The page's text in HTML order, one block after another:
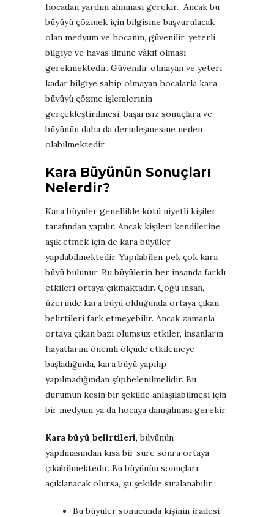
hocadan yardım alınması gerekir. Ancak bu
büyüyü çözmek için bilgisine başvurulacak
olan medyum ve hocanın, güvenilir, yeterli
bilgiye ve havas ilmine vâkıf olması
gerekmektedir. Güvenilir olmayan ve yeteri
kadar bilgiye sahip olmayan hocalarla kara
büyüyü çözme işlemlerinin
gerçekleştirilmesi, başarısız sonuçlara ve
büyünün daha da derinleşmesine neden
olabilmektedir.
Kara Büyünün Sonuçları
Nelerdir?
Kara büyüler genellikle kötü niyetli kişiler
tarafından yapılır. Ancak kişileri kendilerine
aşık etmek için de kara büyüler
yapılabilmektedir. Yapılabilen pek çok kara
büyü bulunur. Bu büyülerin her insanda farklı
etkileri ortaya çıkmaktadır. Çoğu insan,
üzerinde kara büyü olduğunda ortaya çıkan
belirtileri fark etmeyebilir. Ancak zamanla
ortaya çıkan bazı olumsuz etkiler, insanların
hayatlarını önemli ölçüde etkilemeye
başladığında, kara büyü yapılıp
yapılmadığından şüphelenilmelidir. Bu
durumun kesin bir şekilde anlaşılabilmesi için
bir medyum ya da hocaya danışılması gerekir.
Kara büyü belirtileri, büyünün
yapılmasından kısa bir süre sonra ortaya
çıkabilmektedir. Bu büyünün sonuçları
açıklanacak olursa, şu şekilde sıralanabilir;
Bu büyüler sonucunda kişinin iradesi